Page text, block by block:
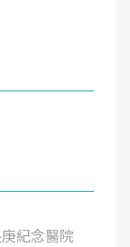
紀念醫院